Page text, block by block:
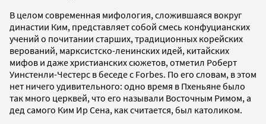
В целом современная мифология, сложившаяся вокруг
династии Ким, представляет собой смесь конфуцианских
учений о почитании старших, традиционных корейских
верований, марксистско-ленинских идей, китайских
мифов и даже христианских сюжетов, отметил Роберт
Уинстенли-Честерс в беседе с Forbes. По его словам, в этом
нет ничего удивительного: одно время в Пхеньяне было
так много церквей, что его называли Восточным Римом, а
дед самого Ким Ир Сена, как считается, был католиком.